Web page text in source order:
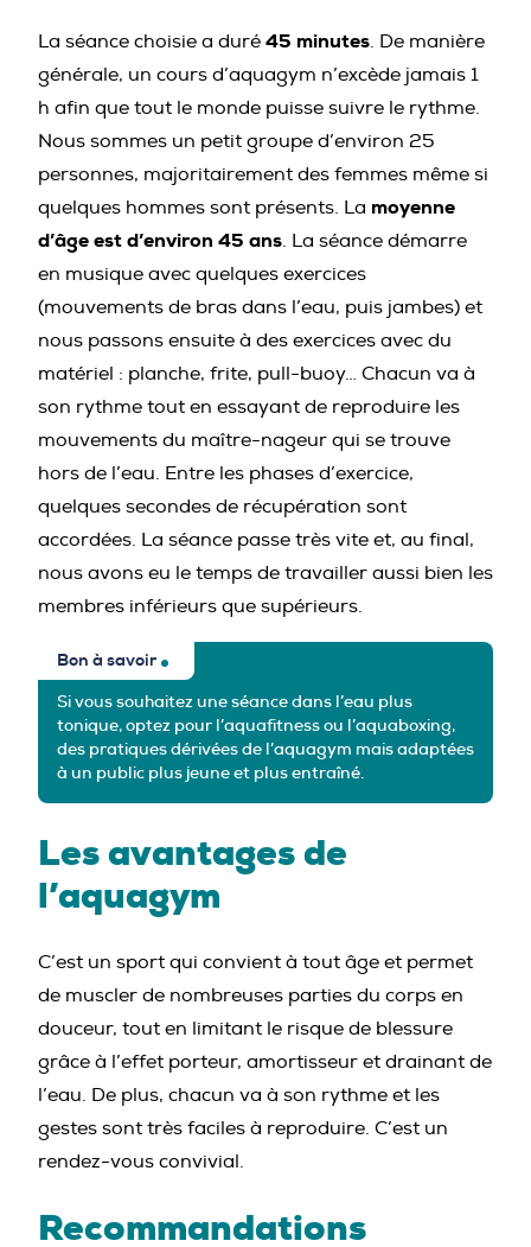
La séance choisie a duré 45 minutes. De manière
générale, un cours d’aquagym n’excède jamais 1
h afin que tout le monde puisse suivre le rythme.
Nous sommes un petit groupe d’environ 25
personnes, majoritairement des femmes même si
quelques hommes sont présents. La moyenne
d’âge est d’environ 45 ans. La séance démarre
en musique avec quelques exercices
(mouvements de bras dans l’eau, puis jambes) et
nous passons ensuite à des exercices avec du
matériel : planche, frite, pull-buoy… Chacun va à
son rythme tout en essayant de reproduire les
mouvements du maître-nageur qui se trouve
hors de l’eau. Entre les phases d’exercice,
quelques secondes de récupération sont
accordées. La séance passe très vite et, au final,
nous avons eu le temps de travailler aussi bien les
membres inférieurs que supérieurs.
Bon à savoir
Si vous souhaitez une séance dans l’eau plus
tonique, optez pour l’aquafitness ou l’aquaboxing,
des pratiques dérivées de l’aquagym mais adaptées
à un public plus jeune et plus entraîné.
Les avantages de
l’aquagym
C’est un sport qui convient à tout âge et permet
de muscler de nombreuses parties du corps en
douceur, tout en limitant le risque de blessure
grâce à l’effet porteur, amortisseur et drainant de
l’eau. De plus, chacun va à son rythme et les
gestes sont très faciles à reproduire. C’est un
rendez-vous convivial.
Recommandations